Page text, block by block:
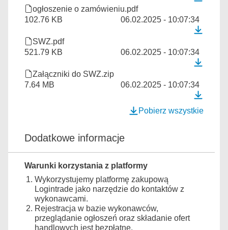
ogłoszenie o zamówieniu.pdf
102.76 KB
06.02.2025 - 10:07:34
SWZ.pdf
521.79 KB
06.02.2025 - 10:07:34
Załączniki do SWZ.zip
7.64 MB
06.02.2025 - 10:07:34
Pobierz wszystkie
Dodatkowe informacje
Warunki korzystania z platformy
Wykorzystujemy platformę zakupową
Logintrade jako narzędzie do kontaktów z
wykonawcami.
Rejestracja w bazie wykonawców,
przeglądanie ogłoszeń oraz składanie ofert
handlowych jest bezpłatne.